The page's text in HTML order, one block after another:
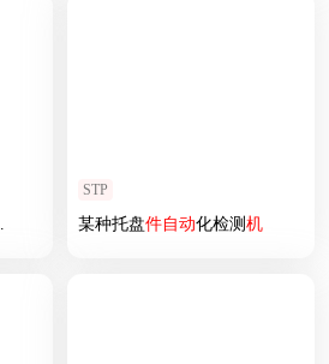
STP
某种托盘件自动化检测机